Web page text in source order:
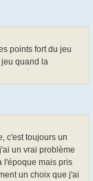
points fort du jeu
quand la
c'est toujours un
un vrai problème
l'époque mais pris
un choix que j'ai